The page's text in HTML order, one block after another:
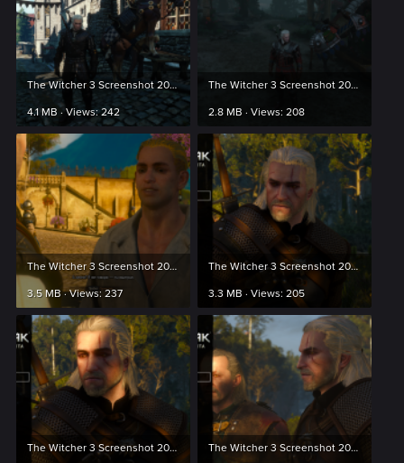
The Witcher 3 Screenshot 2024.01.28 - 22.05.24.49.png
4.1 MB · Views: 242
The Witcher 3 Screenshot 2024.03.06 - 06.43.48.35.png
2.8 MB · Views: 208
The Witcher 3 Screenshot 2024.02.29 - 20.39.30.45.png
3.5 MB · Views: 237
The Witcher 3 Screenshot 2024.03.09 - 09.11.04.21.png
3.3 MB · Views: 205
The Witcher 3 Screenshot 2024.03.09 - 09.11.08.04.png The Witcher 3 Screenshot 2024.03.09 - 09.12.16.51.png